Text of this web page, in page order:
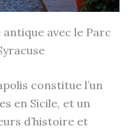
avec le Parc
constitue l’un
en Sicile, et un
d’histoire et